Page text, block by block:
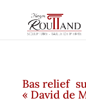
Bas relief
« David de